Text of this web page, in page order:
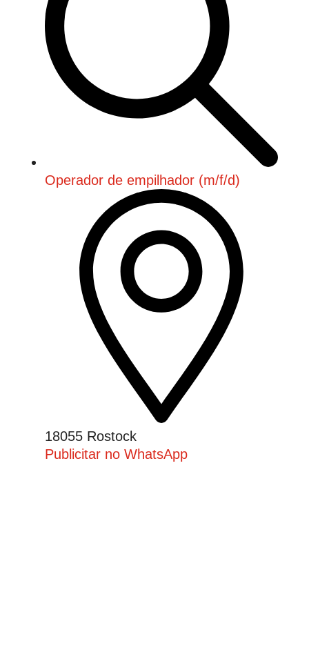
Operador de empilhador (m/f/d)
18055 Rostock
Publicitar no WhatsApp